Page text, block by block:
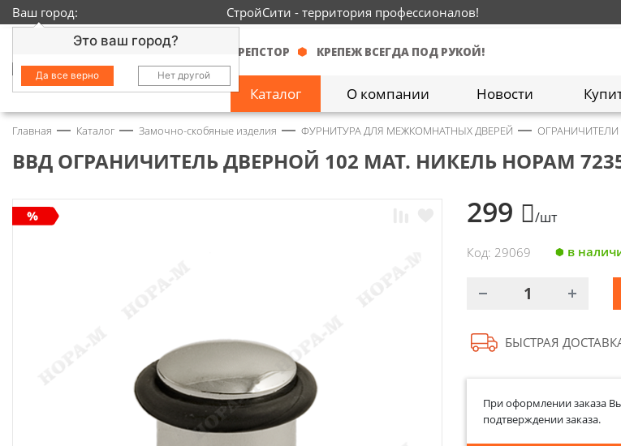
Ваш город:
Это ваш город?
Да все верно Нет другой
СтройСити - территория профессионалов!
КРЕПСТОР КРЕПЕЖ ВСЕГДА ПОД РУКОЙ!
Каталог О компании Новости
Замочно-скобяные
изделия
1429
Колеса
Электроды и проволока
Главная Каталог Замочно-скобяные изделия ФУРНИТУРА ДЛЯ МЕЖКОМНАТНЫХ ДВЕРЕЙ ОГРАНИЧИТЕЛИ
ВВД ОГРАНИЧИТЕЛЬ ДВЕРНОЙ 102 МАТ. НИКЕЛЬ НОРАМ
299 /шт
Код: 29069 в
БЫСТРАЯ
При оформлении заказа
подтверждении заказа.